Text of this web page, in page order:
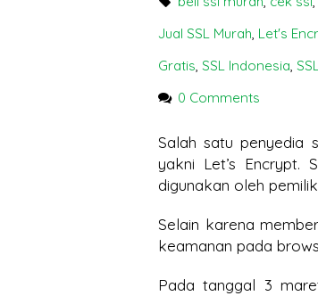
Jual SSL Murah, Let's
Gratis, SSL Indonesia,
0 Comments
Salah satu penyedia
yakni Let’s Encrypt.
digunakan oleh
Selain karena
keamanan pada
Pada tanggal 3
Bisa Lumpuh Tanpanya?
SSL Certificate:
Mengapa Harganya